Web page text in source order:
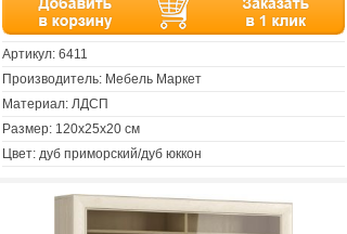
Артикул: 6411
Производитель: Мебель Маркет
Материал: ЛДСП
Размер: 120х25х20 см
Цвет: дуб приморский/дуб юккон